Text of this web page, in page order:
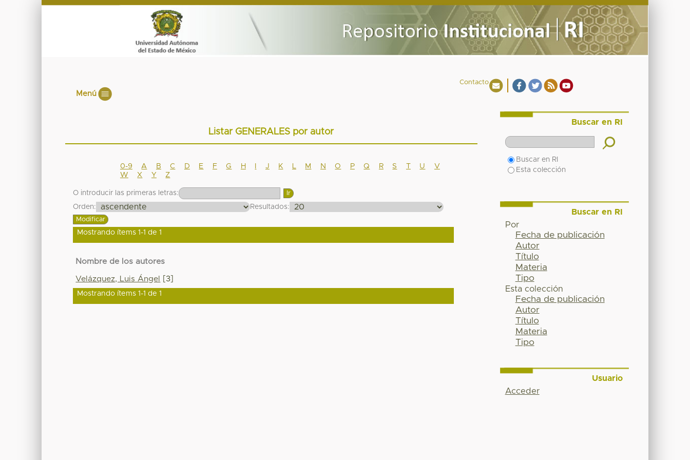
Contacto
Menú
Listar GENERALES por autor
0-9 A B C D E F G H J K M N O P Q R S T U
V
W
X Y Z
O introducir las primeras letras:
Orden:
Resultados:
Mostrando ítems 1-1 de 1
Nombre de los autores
Velázquez, Luis Ángel [3]
Mostrando ítems 1-1 de 1
Buscar en RI
Buscar en RI
Esta colección
Buscar en RI
Por
Fecha de publicación
Autor
Título
Materia
Tipo
Esta colección
Fecha de publicación
Autor
Título
Materia
Tipo
Usuario
Acceder